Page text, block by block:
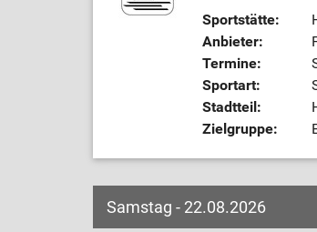
Sportstätte:
Anbieter:
Termine:
Sportart:
Stadtteil:
Zielgruppe:
Samstag - 22.08.2026